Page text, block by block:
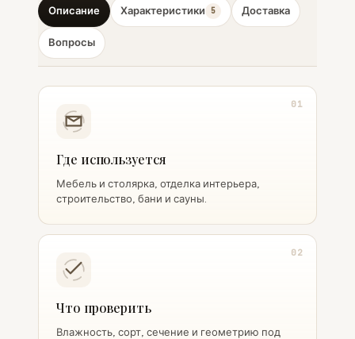
Описание Характеристики 5 Доставка
Вопросы
01
Где используется
Мебель и столярка, отделка интерьера,
строительство, бани и сауны.
02
Что проверить
Влажность, сорт, сечение и геометрию под